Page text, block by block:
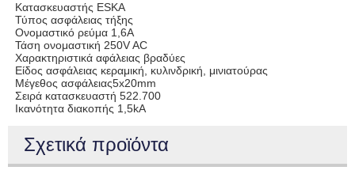
Κατασκευαστής ESKA
Τύπος ασφάλειας τήξης
Ονομαστικό ρεύμα 1,6A
Τάση ονομαστική 250V AC
Χαρακτηριστικά αφάλειας βραδύες
Είδος ασφάλειας κεραμική, κυλινδρική, μινιατούρας
Μέγεθος ασφάλειας5x20mm
Σειρά κατασκευαστή 522.700
Ικανότητα διακοπής 1,5kA
Σχετικά προϊόντα